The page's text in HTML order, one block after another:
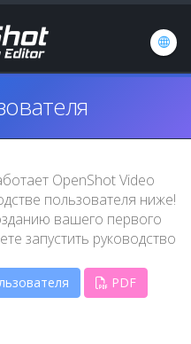
OpenShot Video
пользователя ниже!
вашего первого
запустить руководство
PDF